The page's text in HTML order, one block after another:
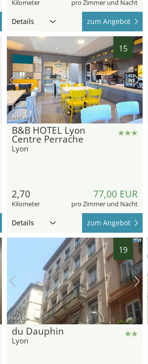
Kilometer pro Zimmer und Nacht
Details zum Angebot
15
hotel.de
B&B HOTEL Lyon
Centre Perrache
Lyon
2,70
Kilometer
77,00 EUR
pro Zimmer und Nacht
Details zum Angebot
19
hotel.de
du Dauphin
Lyon